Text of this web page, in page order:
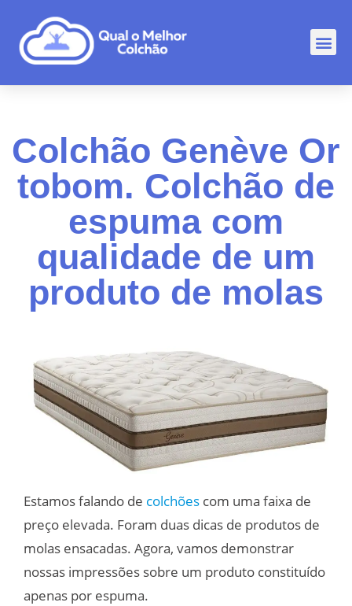
Colchão Genève Or
tobom. Colchão de
espuma com
qualidade de um
produto de molas
Estamos falando de colchões com uma faixa de
preço elevada. Foram duas dicas de produtos de
molas ensacadas. Agora, vamos demonstrar
nossas impressões sobre um produto constituído
apenas por espuma.